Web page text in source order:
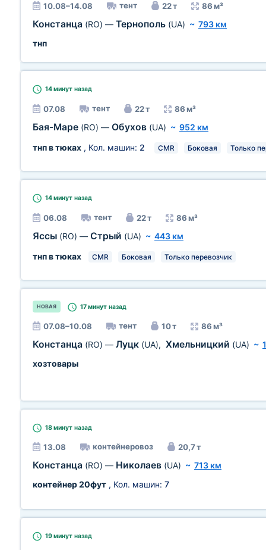
10.08–14.08 тент 22 т 86 м³
Констанца (RO) — Тернополь (UA) ~ 793 км
тнп
14 минут назад
07.08 тент 22 т 86 м³
Бая-Маре (RO) — Обухов (UA) ~ 952 км
тнп в тюках , Кол. машин: 2 CMR Боковая Только
14 минут назад
06.08 тент 22 т 86 м³
Яссы (RO) — Стрый (UA) ~ 443 км
тнп в тюках
CMR Боковая Только перевозчик
НОВАЯ 17 минут назад
07.08–10.08 тент 10 т 86 м³
Констанца (RO) — Луцк (UA), Хмельницкий (UA) ~
хозтовары
18 минут назад
13.08 контейнеровоз 20,7 т
Констанца (RO) — Николаев (UA) ~ 713 км
контейнер 20фут , Кол. машин: 7
19 минут назад